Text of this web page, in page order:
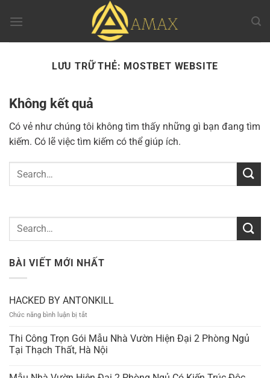
đến
LƯU TRỮ THẺ: MOSTBET WEBSITE
Không kết quả
Có vẻ như chúng tôi không tìm thấy những gì bạn đang tìm
kiếm. Có lẽ việc tìm kiếm có thể giúp ích.
BÀI VIẾT MỚI NHẤT
HACKED BY ANTONKILL
Chức năng bình luận bị tắt
BY
ANTONKILL
Thi Công Trọn Gói Mẫu Nhà Vườn Hiện Đại 2 Phòng Ngủ
Tại Thạch Thất, Hà Nội